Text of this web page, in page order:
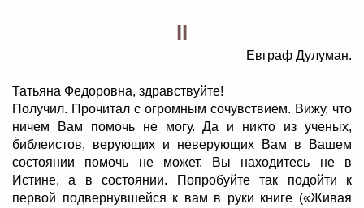
II
Евграф Дулуман.
Татьяна Федоровна, здравствуйте!
Получил. Прочитал с огромным сочувствием. Вижу, что
ничем Вам помочь не могу. Да и никто из ученых,
библеистов, верующих и неверующих Вам в Вашем
состоянии помочь не может. Вы находитесь не в
Истине, а в состоянии. Попробуйте так подойти к
первой подвернувшейся к вам в руки книге («Живая